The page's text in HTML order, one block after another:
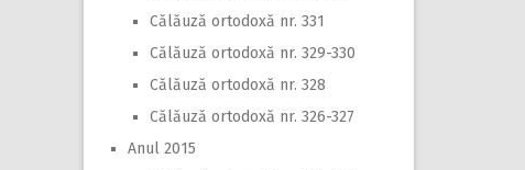
Călăuză ortodoxă nr. 331
Călăuză ortodoxă nr. 329-330
Călăuză ortodoxă nr. 328
Călăuză ortodoxă nr. 326-327
Anul 2015